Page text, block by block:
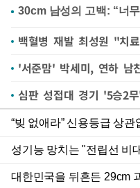
백혈병 재발 최성원 "치
'서준맘' 박세미, 연하 남
심판 성접대 경기 '5승2